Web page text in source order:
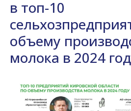
в топ-10
объему
молока в 2024